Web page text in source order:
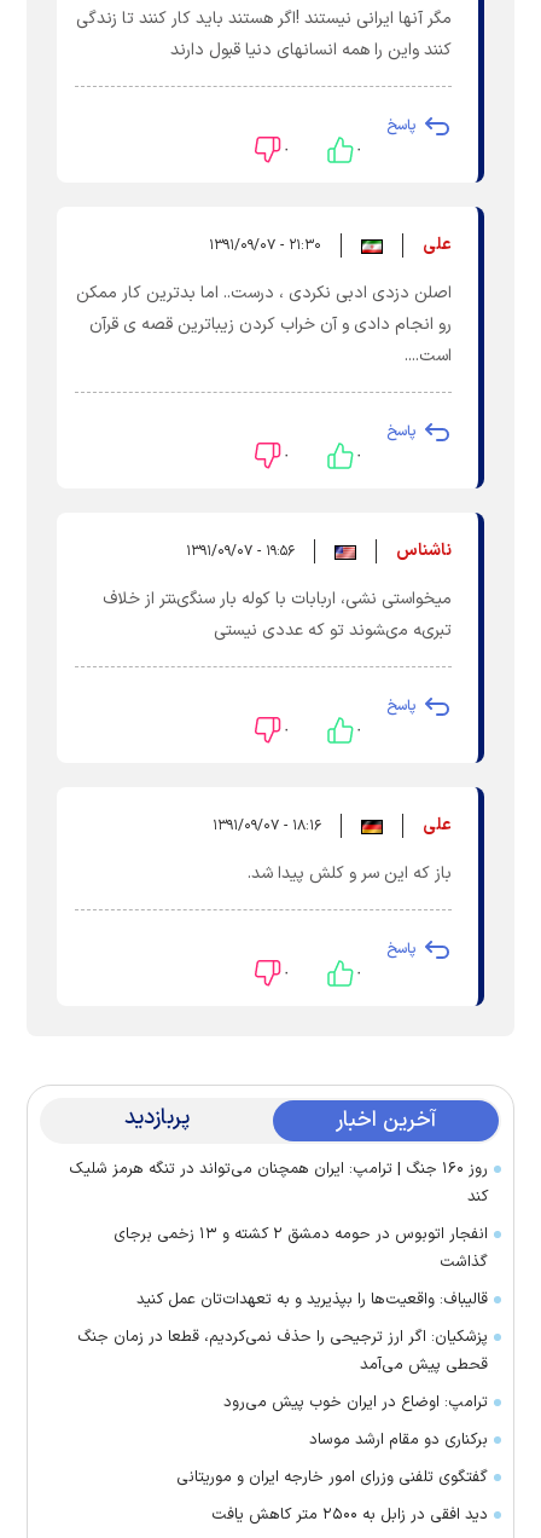
مگر آنها ایرانی نیستند !اگر هستند باید کار کنند تا زندگی
کنند واین را همه انسانهای دنیا قبول دارند
پاسخ
۰ ۰
علی ۲۱:۳۰ - ۱۳۹۱/۰۹/۰۷
اصلن دزدی ادبی نکردی ، درست.. اما بدترین کار ممکن
رو انجام دادی و آن خراب کردن زیباترین قصه ی قرآن
است....
پاسخ
۰ ۰
ناشناس ۱۹:۵۶ - ۱۳۹۱/۰۹/۰۷
ميخواستى نشى، اربابات با كوله بار سنگىنتر از خلاف
تبرىه مىشوند تو كه عددى نيستى
پاسخ
۰ ۰
علی ۱۸:۱۶ - ۱۳۹۱/۰۹/۰۷
باز که این سر و کلش پیدا شد.
پاسخ
۰ ۰
آخرین اخبار پربازدید
روز ۱۶۰ جنگ | ترامپ: ایران همچنان می‌تواند در تنگه هرمز شلیک
کند
انفجار اتوبوس در حومه دمشق ۲ کشته و ۱۳ زخمی برجای
گذاشت
قالیباف: واقعیت‌ها را بپذیرید و به تعهدات‌تان عمل کنید
پزشکیان: اگر ارز ترجیحی را حذف نمی‌کردیم، قطعا در زمان جنگ
قحطی پیش می‌آمد
ترامپ: اوضاع در ایران خوب پیش می‌رود
برکناری دو مقام ارشد موساد
گفتگوی تلفنی وزرای امور خارجه ایران و موریتانی
دید افقی در زابل به ۲۵۰۰ متر کاهش یافت